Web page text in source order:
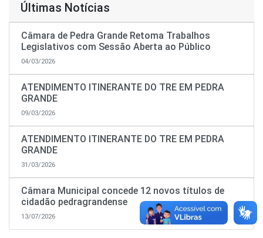
Últimas Notícias
Câmara de Pedra Grande Retoma Trabalhos
Legislativos com Sessão Aberta ao Público
04/03/2026
ATENDIMENTO ITINERANTE DO TRE EM PEDRA
GRANDE
09/03/2026
ATENDIMENTO ITINERANTE DO TRE EM PEDRA
GRANDE
31/03/2026
Câmara Municipal concede 12 novos títulos de
cidadão pedragrandense
13/07/2026